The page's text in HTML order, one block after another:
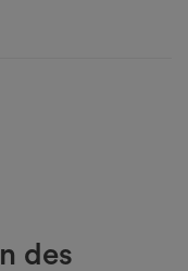
des